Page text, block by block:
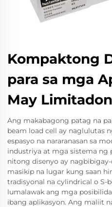
Kompaktong
para sa mga
May
Ang makabagong patag na
beam load cell ay naglulutas
espasyo na nararanasan sa
industriya at mga sistema
nitong disenyo ay
masikip na lugar kung saan
tradisyonal na cylindrical o S-
lumalawak ang mga
ibang aplikasyon. Ang maliit